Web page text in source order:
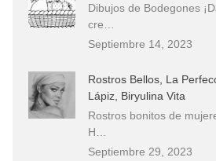
Dibujos de Bodegones
cre…
Septiembre 14, 2023
Rostros Bellos, La
Lápiz, Biryulina Vita
Rostros bonitos de
H…
Septiembre 29, 2023